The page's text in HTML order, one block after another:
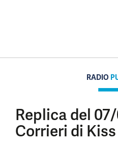
RADIO
Replica del
Corrieri di